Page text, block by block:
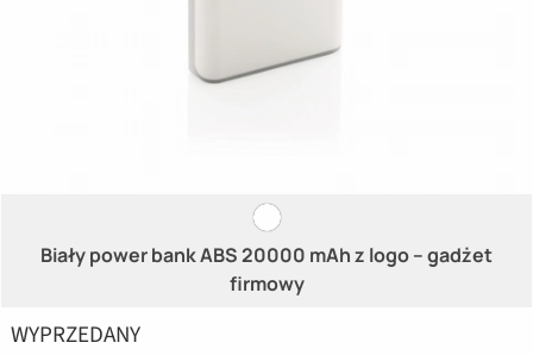
Biały power bank ABS 20000 mAh z logo – gadżet
firmowy
WYPRZEDANY